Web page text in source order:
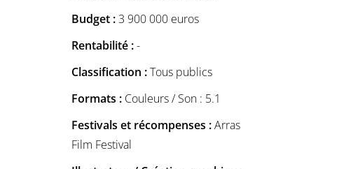
Budget :3 900 000 euros
Rentabilité :-
Classification :Tous publics
Formats : Couleurs / Son : 5.1
Festivals et récompenses :Arras
Film Festival